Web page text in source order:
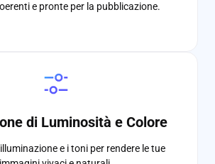
e pronte per la pubblicazione.
di Luminosità e Colore
e i toni per rendere le tue